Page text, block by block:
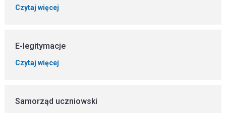
Czytaj więcej
E-legitymacje
Czytaj więcej
Samorząd uczniowski